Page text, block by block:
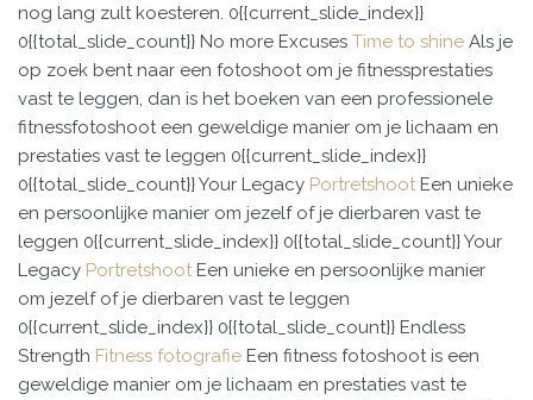
nog lang zult koesteren. 0{{current_slide_index}}
0{{total_slide_count}} No more Excuses Time to shine Als je
op zoek bent naar een fotoshoot om je fitnessprestaties
vast te leggen, dan is het boeken van een professionele
fitnessfotoshoot een geweldige manier om je lichaam en
prestaties vast te leggen 0{{current_slide_index}}
0{{total_slide_count}}Your Legacy Portretshoot Een unieke
en persoonlijke manier om jezelf of je dierbaren vast te
leggen 0{{current_slide_index}} 0{{total_slide_count}}Your
Legacy Portretshoot Een unieke en persoonlijke manier
om jezelf of je dierbaren vast te leggen
0{{current_slide_index}} 0{{total_slide_count}} Endless
Strength Fitness fotografie Een fitness fotoshoot is een
geweldige manier om je lichaam en prestaties vast te